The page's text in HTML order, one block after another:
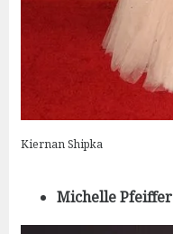
Kiernan Shipka
Michelle Pfeiffer